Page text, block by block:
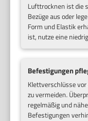
Lufttrocknen ist die
Bezüge aus oder
Form und Elastik
ist, nutze eine
Befestigungen
Klettverschlüsse
zu vermeiden.
regelmäßig und
Befestigungen